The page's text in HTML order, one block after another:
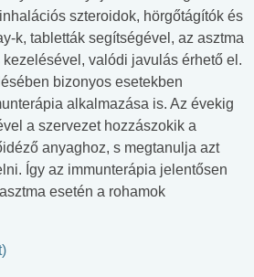
szteroidok, hörgőtágítók és
k, tabletták segítségével, az asztma
valódi javulás érhető el.
bizonyos esetekben
alkalmazása is. Az évekig
a szervezet hozzászokik a
anyaghoz, s megtanulja azt
Így az immunterápia jelentősen
esetén a rohamok